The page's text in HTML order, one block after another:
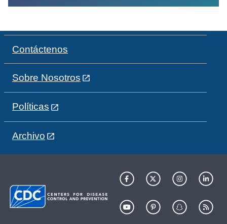
Contáctenos
Sobre Nosotros
Políticas
Archivo